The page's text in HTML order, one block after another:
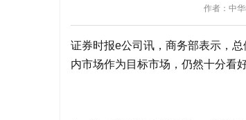
作者：中
证券时报e公司讯，商务部表示，
内市场作为目标市场，仍然十分看